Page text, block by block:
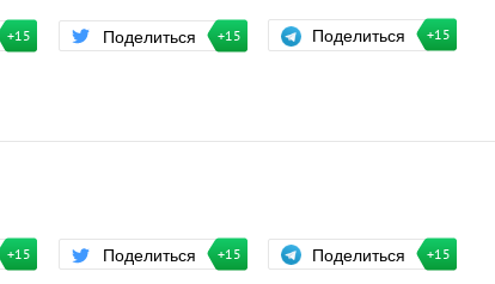
+15 Поделиться +15 Поделиться +15
+15 Поделиться +15 Поделиться +15